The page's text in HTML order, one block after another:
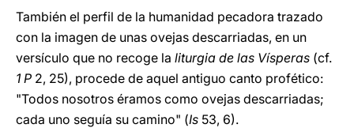
También el perfil de la humanidad pecadora trazado
con la imagen de unas ovejas descarriadas, en un
versículo que no recoge la liturgia de las Vísperas (cf.
1 P 2, 25), procede de aquel antiguo canto profético:
"Todos nosotros éramos como ovejas descarriadas;
cada uno seguía su camino" (Is 53, 6).